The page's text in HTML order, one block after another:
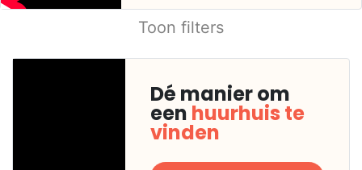
Toon filters
Dé manier om
een huurhuis te
vinden